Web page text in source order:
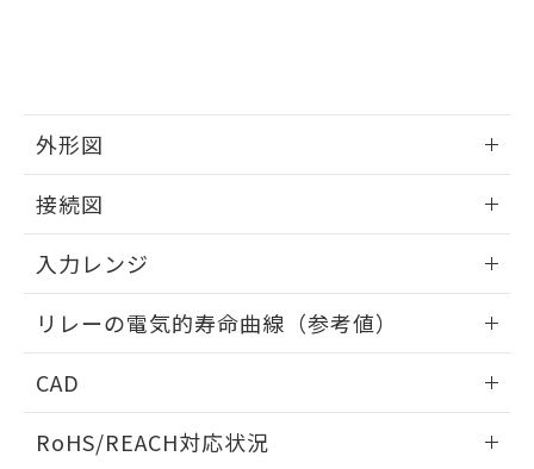
外形図
接続図
入力レンジ
リレーの電気的寿命曲線（参考値）
CAD
ドすることができます。
RoHS/REACH対応状況